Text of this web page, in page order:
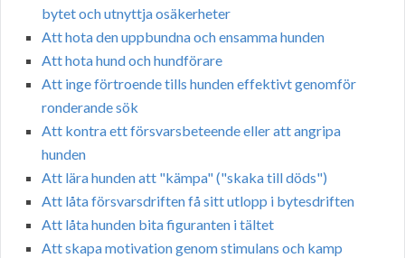
bytet och utnyttja osäkerheter
Att hota den uppbundna och ensamma hunden
Att hota hund och hundförare
Att inge förtroende tills hunden effektivt genomför
ronderande sök
Att kontra ett försvarsbeteende eller att angripa
hunden
Att lära hunden att "kämpa" ("skaka till döds")
Att låta försvarsdriften få sitt utlopp i bytesdriften
Att låta hunden bita figuranten i tältet
Att skapa motivation genom stimulans och kamp